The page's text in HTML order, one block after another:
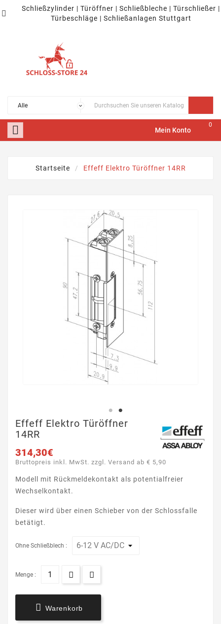

Schließzylinder | Türöffner | Schließbleche | Türschließer |
Türbeschläge | Schließanlagen Stuttgart
 Mein Konto
0
Startseite Effeff Elektro Türöffner 14RR
Effeff Elektro Türöffner
14RR
314,30€
Bruttopreis inkl. MwSt. zzgl. Versand ab € 5,90
Modell mit Rückmeldekontakt als potentialfreier
Wechselkontakt.
Dieser wird über einen Schieber von der Schlossfalle
betätigt.
Ohne Schließblech :
Menge :
 Warenkorb